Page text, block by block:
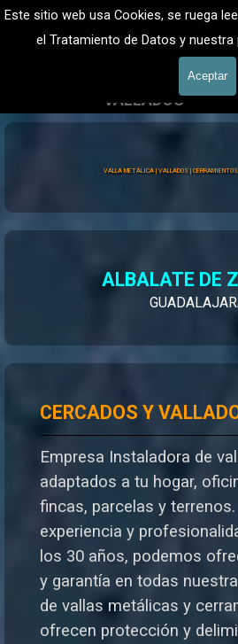
Este sitio web usa Cookies, se ruega
el Tratamiento de Datos y nuestra
Aceptar
Vaya al ContenidoVALLADOS METALICOS MADRID -
Valla Hercules, Vallado
VALLADOSValla
VALLA METÁLICA | VALLADOS |
ALBALATE DE
CERCADOS Y
Empresa Instaladora de
adaptados a tu hogar,
fincas, parcelas y terrenos.
experiencia y
los 30 años, podemos
y garantía en todas
de vallas metálicas y
ofrecen protección y